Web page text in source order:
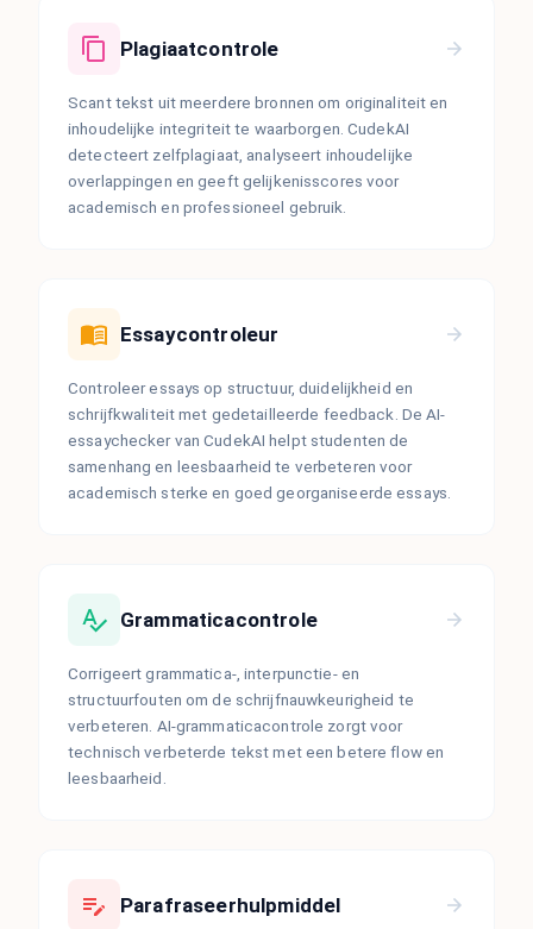
Plagiaatcontrole
Scant tekst uit meerdere bronnen om originaliteit en
inhoudelijke integriteit te waarborgen. CudekAI
detecteert zelfplagiaat, analyseert inhoudelijke
overlappingen en geeft gelijkenisscores voor
academisch en professioneel gebruik.
Essaycontroleur
Controleer essays op structuur, duidelijkheid en
schrijfkwaliteit met gedetailleerde feedback. De AI-
essaychecker van CudekAI helpt studenten de
samenhang en leesbaarheid te verbeteren voor
academisch sterke en goed georganiseerde essays.
Grammaticacontrole
Corrigeert grammatica-, interpunctie- en
structuurfouten om de schrijfnauwkeurigheid te
verbeteren. AI-grammaticacontrole zorgt voor
technisch verbeterde tekst met een betere flow en
leesbaarheid.
Parafraseerhulpmiddel